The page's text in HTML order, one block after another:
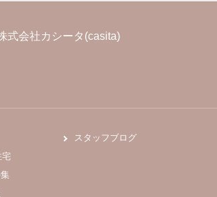
式会社カシータ(casita)
スタッフブログ